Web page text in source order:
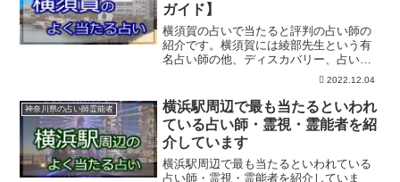
ガイド】
横須賀の占いで当たると評判の占い師の
紹介です。横須賀には綾部先生という有
名占い師の他、ディスカバリー、占い喫
茶店の森崎ポケット、モアーズの占いな
約しておくと鑑定迄がスムーズです。
2022.12.04
神奈川県の占い師霊能者
横浜駅周辺で最も当たるといわれ
ている占い師・霊視・霊能者を紹
介しています
横浜駅周辺で最も当たるといわれている
占い師・霊視・霊能者を紹介していま